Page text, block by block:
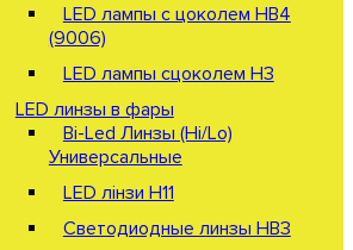
LED лампы с цоколем HB4
(9006)
LED лампы сцоколем H3
LED линзы в фары
Bi-Led Линзы (Hi/Lo)
Универсальные
LED лінзи H11
Светодиодные линзы HB3